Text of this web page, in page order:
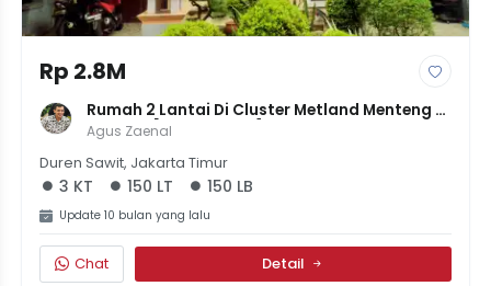
Rp 2.8M
Rumah 2 Lantai Di Cluster Metland Menteng
Cakung [LT 150 LB 150] | 3KT 3KM | Balkon |
Komplek Elit | 2.8M
Agus Zaenal
Duren Sawit, Jakarta Timur
3 KT 150 LT 150 LB
Update 10 bulan yang lalu
Chat Detail